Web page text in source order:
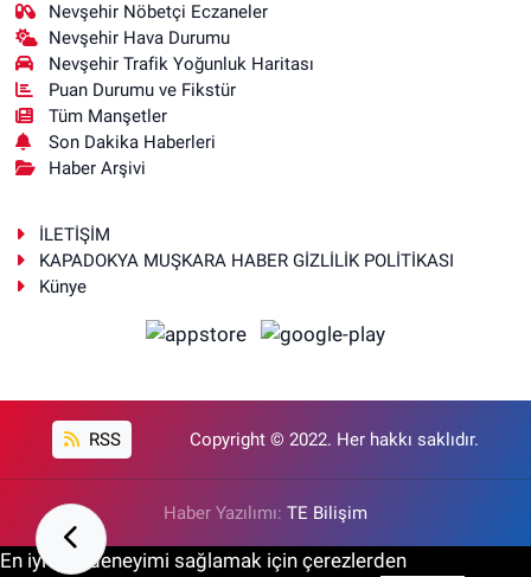
Nevşehir Nöbetçi Eczaneler
Nevşehir Hava Durumu
Nevşehir Trafik Yoğunluk Haritası
Puan Durumu ve Fikstür
Tüm Manşetler
Son Dakika Haberleri
Haber Arşivi
İLETİŞİM
KAPADOKYA MUŞKARA HABER GİZLİLİK POLİTİKASI
Künye
RSS Copyright © 2022. Her hakkı saklıdır.
Haber Yazılımı: TE Bilişim
En iyi site deneyimi sağlamak için çerezlerden